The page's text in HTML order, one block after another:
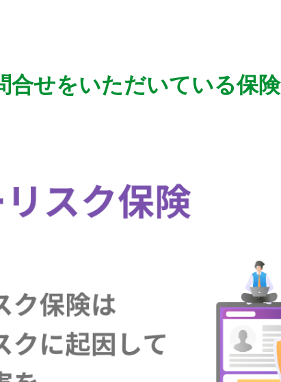
合せをいただいている保険